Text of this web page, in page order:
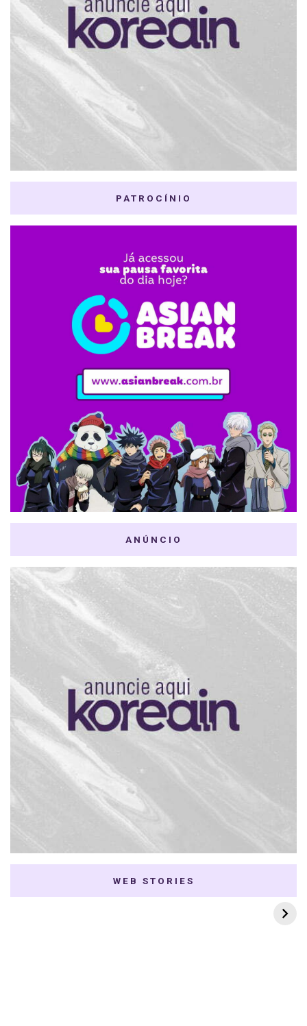
PATROCÍNIO
ANÚNCIO
WEB STORIES
7 K-dramas Enemies
to Lovers
Thai Dramas com
First e Khaotung